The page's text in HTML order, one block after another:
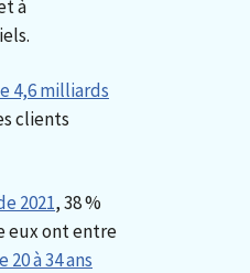
à
4,6 milliards
clients
2021, 38 %
eux ont entre
20 à 34 ans